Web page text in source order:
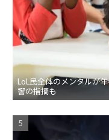
LoL民全体のメンタルが
響の指摘も